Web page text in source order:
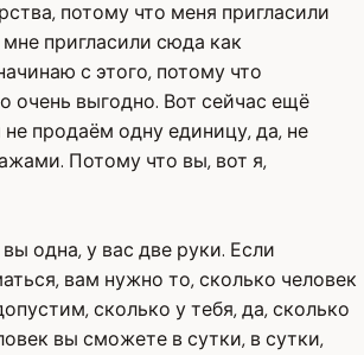
потому что меня пригласили
пригласили сюда как
с этого, потому что
очень выгодно. Вот сейчас ещё
продаём одну единицу, да, не
Потому что вы, вот я,
одна, у вас две руки. Если
вам нужно то, сколько человек
сколько у тебя, да, сколько
вы сможете в сутки, в сутки,